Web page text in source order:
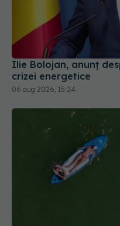
Ilie Bolojan, anunț
crizei energetice
06 aug 2026, 15:24
București și Ilfov
Temperaturile pot